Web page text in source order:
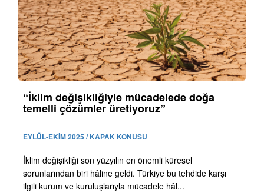
“İklim değişikliğiyle mücadelede doğa
temelli çözümler üretiyoruz”
EYLÜL-EKİM 2025 / KAPAK KONUSU
İklim değişikliği son yüzyılın en önemli küresel
sorunlarından biri hâline geldi. Türkiye bu tehdide karşı
ilgili kurum ve kuruluşlarıyla mücadele hâl...